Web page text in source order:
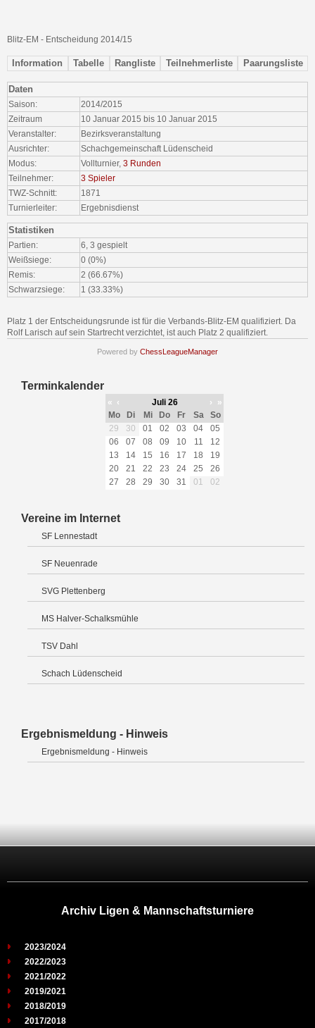
Blitz-EM - Entscheidung 2014/15
Information Tabelle Rangliste Teilnehmerliste Paarungsliste
Daten
Saison:
2014/2015
Zeitraum
10 Januar 2015 bis 10 Januar 2015
Veranstalter:
Bezirksveranstaltung
Ausrichter:
Schachgemeinschaft Lüdenscheid
Modus:
Vollturnier,3 Runden
Teilnehmer:
3 Spieler
TWZ-Schnitt:
1871
Turnierleiter:
Ergebnisdienst
Statistiken
Partien:
6, 3 gespielt
Weißsiege:
0 (0%)
Remis:
2 (66.67%)
Schwarzsiege:
1 (33.33%)
Platz 1 der Entscheidungsrunde ist für die Verbands-Blitz-EM qualifiziert. Da
Rolf Larisch auf sein Startrecht verzichtet, ist auch Platz 2 qualifiziert.
Powered by ChessLeagueManager
Terminkalender
« ‹ Juli 26 ›
»
Mo
Di Mi Do Fr Sa
So
29
30 01 02 03 04
05
06
07 08 09 10 11
12
13
14 15 16 17 18
19
20
21 22 23 24 25
26
27
28 29 30 31 01 02
Vereine im Internet
SF Lennestadt
SF Neuenrade
SVG Plettenberg
MS Halver-Schalksmühle
TSV Dahl
Schach Lüdenscheid
Ergebnismeldung - Hinweis
Ergebnismeldung - Hinweis
Archiv Ligen & Mannschaftsturniere
2023/2024
2022/2023
2021/2022
2019/2021
2018/2019
2017/2018